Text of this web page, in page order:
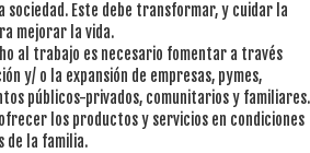
sociedad. Este debe transformar, y cuidar la
mejorar la vida.
al trabajo es necesario fomentar a través
y/ o la expansión de empresas, pymes,
públicos-privados, comunitarios y familiares.
los productos y servicios en condiciones
de la familia.